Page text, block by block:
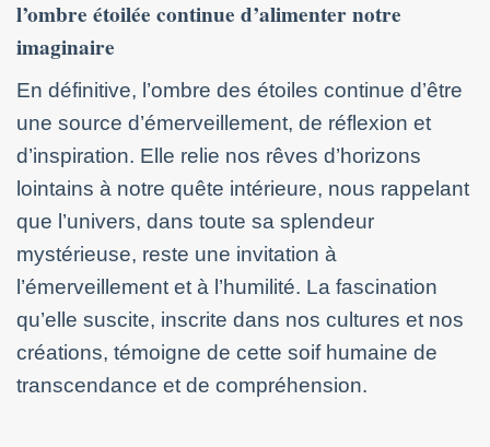
l’ombre étoilée continue d’alimenter notre
imaginaire
En définitive, l’ombre des étoiles continue d’être
une source d’émerveillement, de réflexion et
d’inspiration. Elle relie nos rêves d’horizons
lointains à notre quête intérieure, nous rappelant
que l’univers, dans toute sa splendeur
mystérieuse, reste une invitation à
l’émerveillement et à l’humilité. La fascination
qu’elle suscite, inscrite dans nos cultures et nos
créations, témoigne de cette soif humaine de
transcendance et de compréhension.